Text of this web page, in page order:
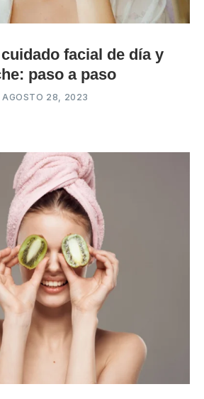
facial de día y
paso a paso
AGOSTO 28, 2023